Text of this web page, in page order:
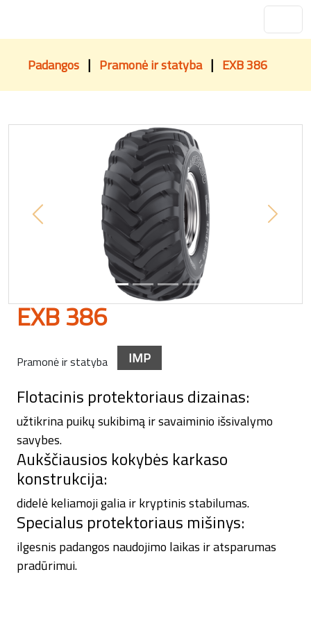
Padangos | Pramonė ir statyba | EXB 386
Previous Next
EXB 386
Pramonė ir statyba IMP
Flotacinis protektoriaus dizainas:
užtikrina puikų sukibimą ir savaiminio išsivalymo
savybes.
Aukščiausios kokybės karkaso
konstrukcija:
didelė keliamoji galia ir kryptinis stabilumas.
Specialus protektoriaus mišinys:
ilgesnis padangos naudojimo laikas ir atsparumas
pradūrimui.